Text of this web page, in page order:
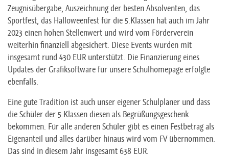
Zeugnisübergabe, Auszeichnung der besten Absolventen, das
Sportfest, das Halloweenfest für die 5.Klassen hat auch im Jahr
2023 einen hohen Stellenwert und wird vom Förderverein
weiterhin finanziell abgesichert. Diese Events wurden mit
insgesamt rund 430 EUR unterstützt. Die Finanzierung eines
Updates der Grafiksoftware für unsere Schulhomepage erfolgte
ebenfalls.
Eine gute Tradition ist auch unser eigener Schulplaner und dass
die Schüler der 5.Klassen diesen als Begrüßungsgeschenk
bekommen. Für alle anderen Schüler gibt es einen Festbetrag als
Eigenanteil und alles darüber hinaus wird vom FV übernommen.
Das sind in diesem Jahr insgesamt 638 EUR.